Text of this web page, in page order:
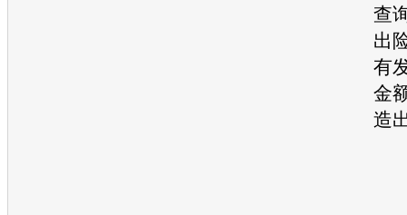
查
出
有
金
造